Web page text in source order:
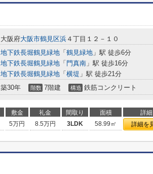
大阪府大阪市鶴見区浜 ４丁目１２－１０
地下鉄長堀鶴見緑地 「 鶴見緑地 」駅 徒歩6分
地下鉄長堀鶴見緑地 「 門真南 」駅 徒歩16分
地下鉄長堀鶴見緑地 「 横堤 」駅 徒歩21分
築30年 階数 7階建 構造 鉄筋コンクリート
敷金 礼金 間取り 面積 詳細
5万円 8.5万円 3LDK 58.99㎡ 詳細を